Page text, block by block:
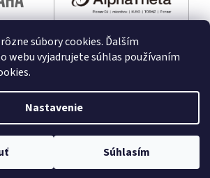
súbory cookies. Ďalším
webu vyjadrujete súhlas používaním
Nastavenie
Súhlasím
Vytvoril Shoptet
. Všetky práva vyhradené.
nastavenie cookies